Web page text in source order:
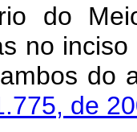
do
no
do
de